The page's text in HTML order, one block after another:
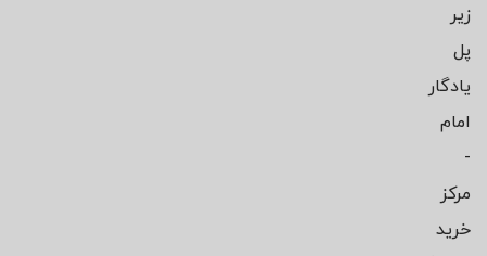
زیر
پل
یادگار
امام
-
مرکز
خرید